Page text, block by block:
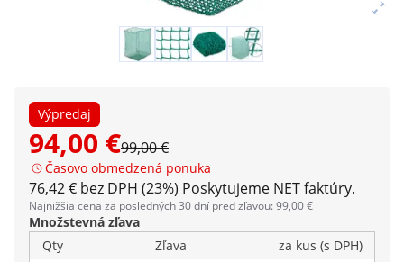
Výpredaj
94,00 €99,00 €
Časovo obmedzená ponuka
76,42 € bez DPH (23%) Poskytujeme NET faktúry.
Najnižšia cena za posledných 30 dní pred zľavou: 99,00 €
Množstevná zľava
Qty
Zľava
za kus (s DPH)